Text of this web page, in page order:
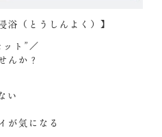
浴（とうしんよく）】
ト”／
んか？
い
が気になる